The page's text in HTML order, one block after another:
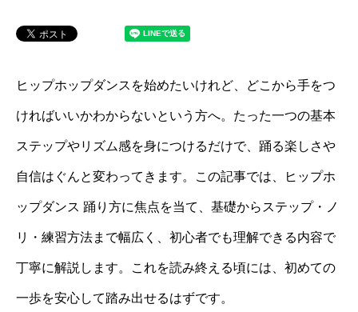
ヒップホップダンスを始めたいけれど、どこから手をつ
ければいいかわからないという方へ。たった一つの基本
ステップやリズム感を身につけるだけで、踊る楽しさや
自信はぐんと変わってきます。この記事では、ヒップホ
ップダンス 踊り方に焦点を当て、基礎からステップ・ノ
リ・練習方法まで幅広く、初心者でも理解できる内容で
丁寧に解説します。これを読み終える頃には、初めての
一歩を安心して踏み出せるはずです。